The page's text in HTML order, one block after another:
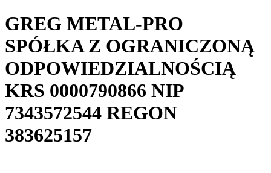
GREG METAL-PRO
SPÓŁKA Z OGRANICZONĄ
ODPOWIEDZIALNOŚCIĄ
KRS 0000790866 NIP
7343572544 REGON
383625157